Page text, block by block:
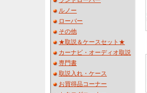
ルノー
ローバー
その他
★取説＆ケースセット★
カーナビ・オーディオ取説
専門書
取説入れ・ケース
お買得品コーナー